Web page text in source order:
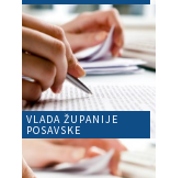
VLADA ŽUPANIJE
POSAVSKE